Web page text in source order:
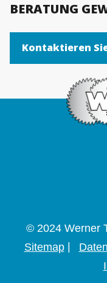
BERATUNG
Kontaktieren
© 2024 Werner
Sitemap